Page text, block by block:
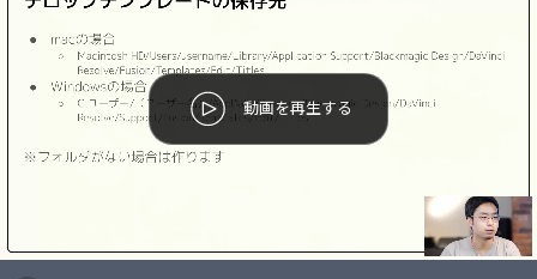
動画を再生する